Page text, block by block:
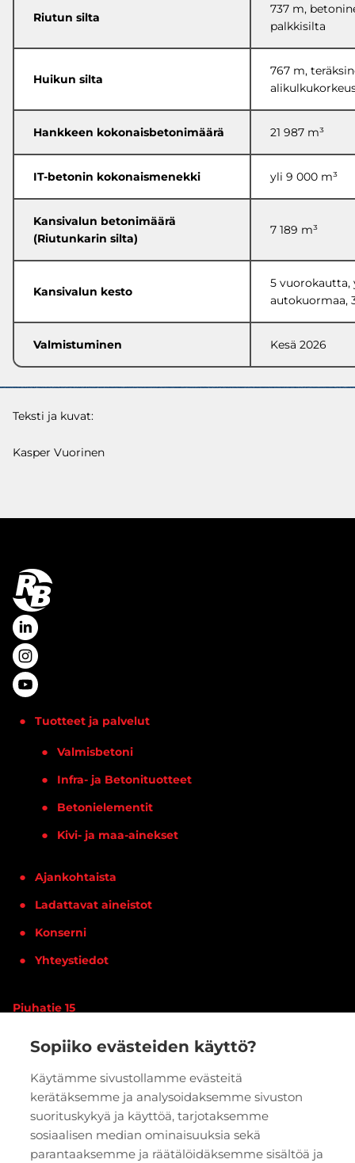
Sopiiko evästeiden käyttö?
Käytämme sivustollamme evästeitä
kerätäksemme ja analysoidaksemme sivuston
suorituskykyä ja käyttöä, tarjotaksemme
sosiaalisen median ominaisuuksia sekä
parantaaksemme ja räätälöidäksemme sisältöä ja
Riutun silta
737 m,
palkkisilta
Huikun silta
767 m,
Hankkeen kokonaisbetonimäärä 21 987 m³
IT-betonin kokonaismenekki yli 9 000 m³
Kansivalun betonimäärä
(Riutunkarin silta)
7 189 m³
Kansivalun kesto
5 vuorokautta,
autokuormaa,
Valmistuminen Kesä 2026
Teksti ja kuvat:
Kasper Vuorinen
Tuotteet ja palvelut
Valmisbetoni
Infra- ja Betonituotteet
Betonielementit
Kivi- ja maa-ainekset
Ajankohtaista
Ladattavat aineistot
Konserni
Yhteystiedot
Piuhatie 15
PYYDÄ TARJOUS VERKKOKAUPPA